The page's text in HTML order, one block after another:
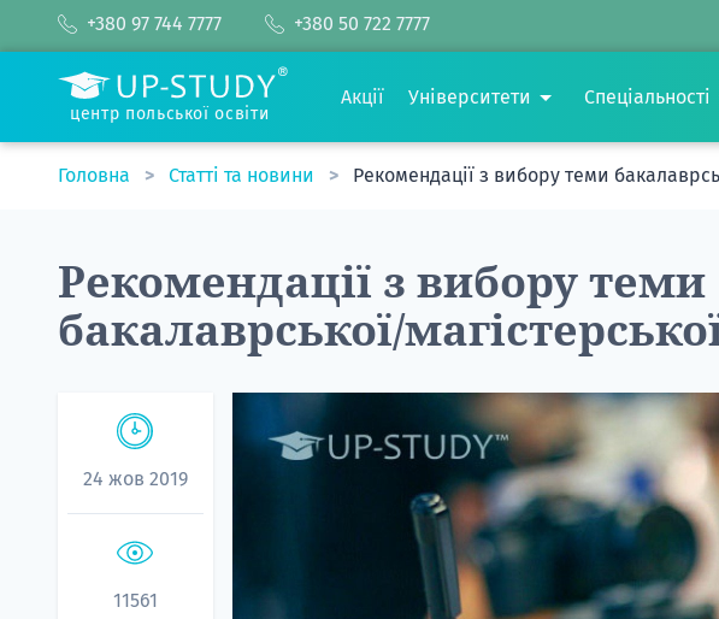
+380 97 744 7777 +380 50 722 7777
центр польської освіти
Акції Університети Спеціальності
Головна Статті та новини Рекомендації з вибору теми
Рекомендації з вибору теми
бакалаврської/
24 жов 2019
11561